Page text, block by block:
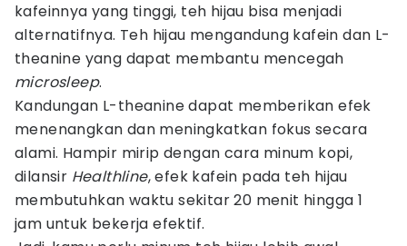
kafeinnya yang tinggi, teh hijau bisa menjadi
alternatifnya. Teh hijau mengandung kafein dan L-
theanine yang dapat membantu mencegah
microsleep.
Kandungan L-theanine dapat memberikan efek
menenangkan dan meningkatkan fokus secara
alami. Hampir mirip dengan cara minum kopi,
dilansir Healthline, efek kafein pada teh hijau
membutuhkan waktu sekitar 20 menit hingga 1
jam untuk bekerja efektif.